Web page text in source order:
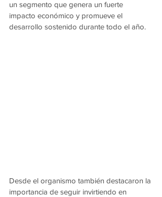
un segmento que genera un fuerte
impacto económico y promueve el
desarrollo sostenido durante todo el año.
Desde el organismo también destacaron la
importancia de seguir invirtiendo en